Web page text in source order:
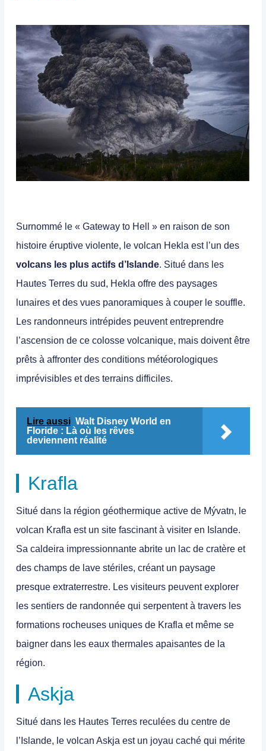
Surnommé le « Gateway to Hell » en raison de son
histoire éruptive violente, le volcan Hekla est l’un des
volcans les plus actifs d’Islande. Situé dans les
Hautes Terres du sud, Hekla offre des paysages
lunaires et des vues panoramiques à couper le souffle.
Les randonneurs intrépides peuvent entreprendre
l’ascension de ce colosse volcanique, mais doivent être
prêts à affronter des conditions météorologiques
imprévisibles et des terrains difficiles.
Lire aussi Walt Disney World en
Floride : Là où les rêves
deviennent réalité
Krafla
Situé dans la région géothermique active de Mývatn, le
volcan Krafla est un site fascinant à visiter en Islande.
Sa caldeira impressionnante abrite un lac de cratère et
des champs de lave stériles, créant un paysage
presque extraterrestre. Les visiteurs peuvent explorer
les sentiers de randonnée qui serpentent à travers les
formations rocheuses uniques de Krafla et même se
baigner dans les eaux thermales apaisantes de la
région.
Askja
Situé dans les Hautes Terres reculées du centre de
l’Islande, le volcan Askja est un joyau caché qui mérite